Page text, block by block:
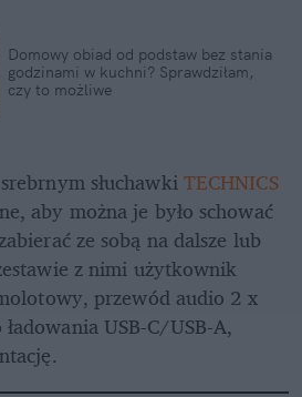
Domowy obiad od podstaw bez stania
godzinami w kuchni? Sprawdziłam,
czy to możliwe
słuchawki TECHNICS
aby można je było schować
ze sobą na dalsze lub
z nimi użytkownik
przewód audio 2 x
USB-C/USB-A,